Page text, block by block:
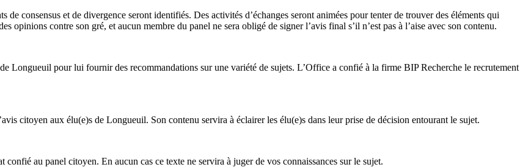
consensus et de divergence seront identifiés. Des activités d’échanges seront animées pour tenter de trouver des éléments qui
opinions contre son gré, et aucun membre du panel ne sera obligé de signer l’avis final s’il n’est pas à l’aise avec son contenu.
Longueuil pour lui fournir des recommandations sur une variété de sujets. L’Office a confié à la firme BIP Recherche le recrutement
citoyen aux élu(e)s de Longueuil. Son contenu servira à éclairer les élu(e)s dans leur prise de décision entourant le sujet.
au panel citoyen. En aucun cas ce texte ne servira à juger de vos connaissances sur le sujet.